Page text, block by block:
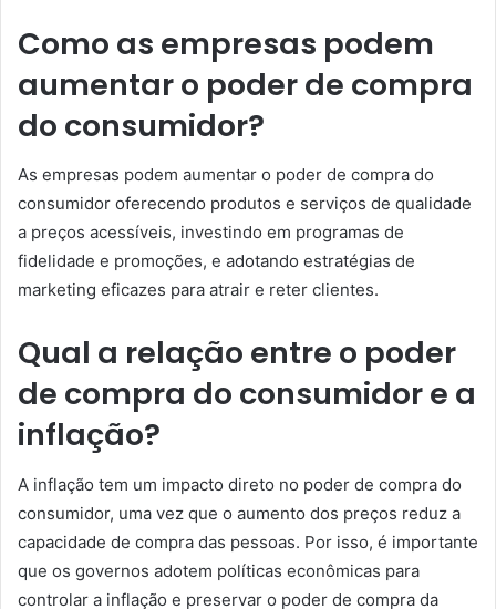
Como as empresas podem
aumentar o poder de compra
do consumidor?
As empresas podem aumentar o poder de compra do
consumidor oferecendo produtos e serviços de qualidade
a preços acessíveis, investindo em programas de
fidelidade e promoções, e adotando estratégias de
marketing eficazes para atrair e reter clientes.
Qual a relação entre o poder
de compra do consumidor e a
inflação?
A inflação tem um impacto direto no poder de compra do
consumidor, uma vez que o aumento dos preços reduz a
capacidade de compra das pessoas. Por isso, é importante
que os governos adotem políticas econômicas para
controlar a inflação e preservar o poder de compra da